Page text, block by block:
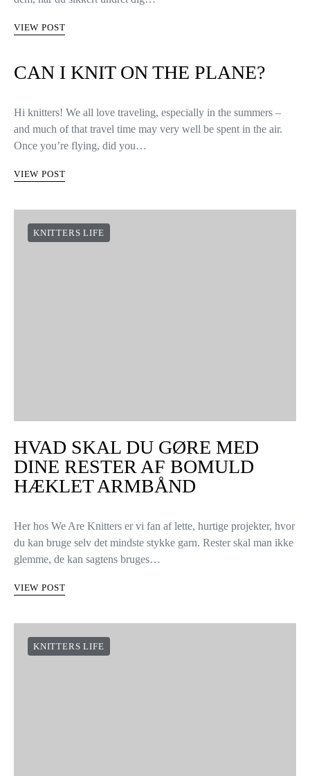
VIEW POST
CAN I KNIT ON THE PLANE?
Hi knitters! We all love traveling, especially in the summers –
and much of that travel time may very well be spent in the air.
Once you’re flying, did you…
VIEW POST
KNITTERS LIFE
HVAD SKAL DU GØRE MED
DINE RESTER AF BOMULD
HÆKLET ARMBÅND
Her hos We Are Knitters er vi fan af lette, hurtige projekter, hvor
du kan bruge selv det mindste stykke garn. Rester skal man ikke
glemme, de kan sagtens bruges…
VIEW POST
KNITTERS LIFE